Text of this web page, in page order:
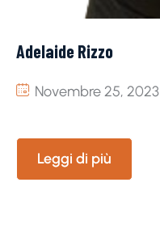
Adelaide Rizzo
Novembre 25, 2023
Leggi di più